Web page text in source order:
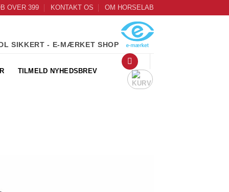
OVER 399 KONTAKT OS OM HORSELAB
SIKKERT - E-MÆRKET SHOP
TILMELD NYHEDSBREV